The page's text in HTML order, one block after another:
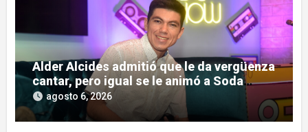
Alder Alcides admitió que le da vergüenza
cantar, pero igual se le animó a Soda
Stereo
agosto 6, 2026